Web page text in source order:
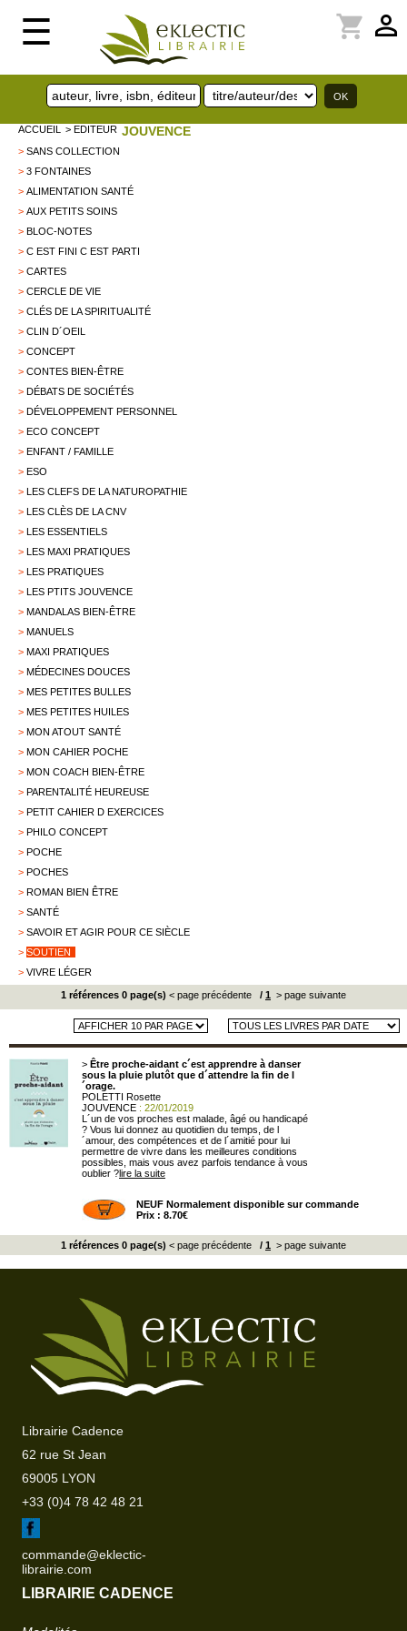
☰ perm_identity
shopping_cart
ACCUEIL > EDITEUR JOUVENCE
> SANS COLLECTION
> 3 FONTAINES
> ALIMENTATION SANTÉ
> AUX PETITS SOINS
> BLOC-NOTES
> C EST FINI C EST PARTI
> CARTES
> CERCLE DE VIE
> CLÉS DE LA SPIRITUALITÉ
> CLIN D´OEIL
> CONCEPT
> CONTES BIEN-ÊTRE
> DÉBATS DE SOCIÉTÉS
> DÉVELOPPEMENT PERSONNEL
> ECO CONCEPT
> ENFANT / FAMILLE
> ESO
> LES CLEFS DE LA NATUROPATHIE
> LES CLÈS DE LA CNV
> LES ESSENTIELS
> LES MAXI PRATIQUES
> LES PRATIQUES
> LES PTITS JOUVENCE
> MANDALAS BIEN-ÊTRE
> MANUELS
> MAXI PRATIQUES
> MÉDECINES DOUCES
> MES PETITES BULLES
> MES PETITES HUILES
> MON ATOUT SANTÉ
> MON CAHIER POCHE
> MON COACH BIEN-ÊTRE
> PARENTALITÉ HEUREUSE
> PETIT CAHIER D EXERCICES
> PHILO CONCEPT
> POCHE
> POCHES
> ROMAN BIEN ÊTRE
> SANTÉ
> SAVOIR ET AGIR POUR CE SIÈCLE
> SOUTIEN
> VIVRE LÉGER
1 références 0 page(s) < page précédente / 1 > page suivante
> Être proche-aidant c´est apprendre à danser
sous la pluie plutôt que d´attendre la fin de l
´orage.
POLETTI Rosette
JOUVENCE : 22/01/2019
L´un de vos proches est malade, âgé ou handicapé
? Vous lui donnez au quotidien du temps, de l
´amour, des compétences et de l´amitié pour lui
permettre de vivre dans les meilleures conditions
possibles, mais vous avez parfois tendance à vous
oublier ?lire la suite
NEUF Normalement disponible sur commande
Prix : 8.70€
1 références 0 page(s) < page précédente / 1 > page suivante
Librairie Cadence
62 rue St Jean
69005 LYON
+33 (0)4 78 42 48 21
commande@eklectic-
librairie.com
LIBRAIRIE CADENCE